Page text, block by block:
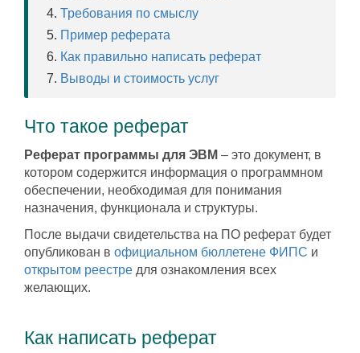
Требования по смыслу
Пример реферата
Как правильно написать реферат
Выводы и стоимость услуг
Что такое реферат
Реферат программы для ЭВМ – это документ, в
котором содержится информация о программном
обеспечении, необходимая для понимания
назначения, функционала и структуры.
После выдачи свидетельства на ПО реферат будет
опубликован в официальном бюллетене ФИПС и
открытом реестре для ознакомления всех
желающих.
Как написать реферат